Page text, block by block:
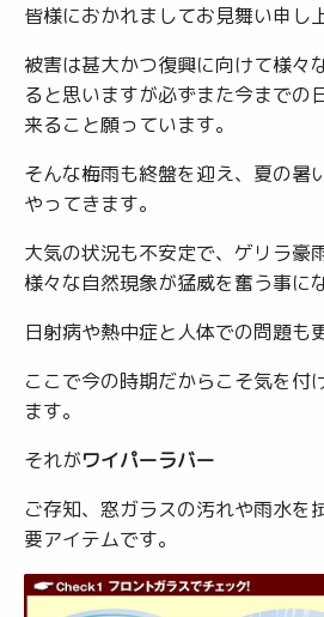
皆様におかれましてお見舞い申し
被害は甚大かつ復興に向けて様々
ると思いますが必ずまた今までの
来ること願っています。
そんな梅雨も終盤を迎え、夏の暑
やってきます。
大気の状況も不安定で、ゲリラ豪
様々な自然現象が猛威を奮う事に
日射病や熱中症と人体での問題も
ここで今の時期だからこそ気を付
ます。
それがワイパーラバー
ご存知、窓ガラスの汚れや雨水を
要アイテムです。